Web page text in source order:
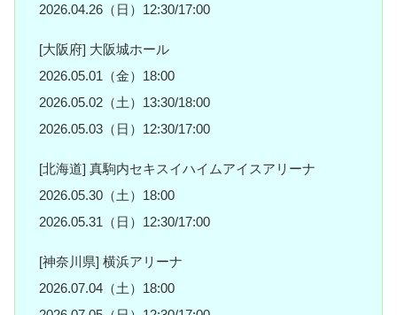
2026.04.26（日）12:30/17:00
[大阪府] 大阪城ホール
2026.05.01（金）18:00
2026.05.02（土）13:30/18:00
2026.05.03（日）12:30/17:00
[北海道] 真駒内セキスイハイムアイスアリーナ
2026.05.30（土）18:00
2026.05.31（日）12:30/17:00
[神奈川県] 横浜アリーナ
2026.07.04（土）18:00